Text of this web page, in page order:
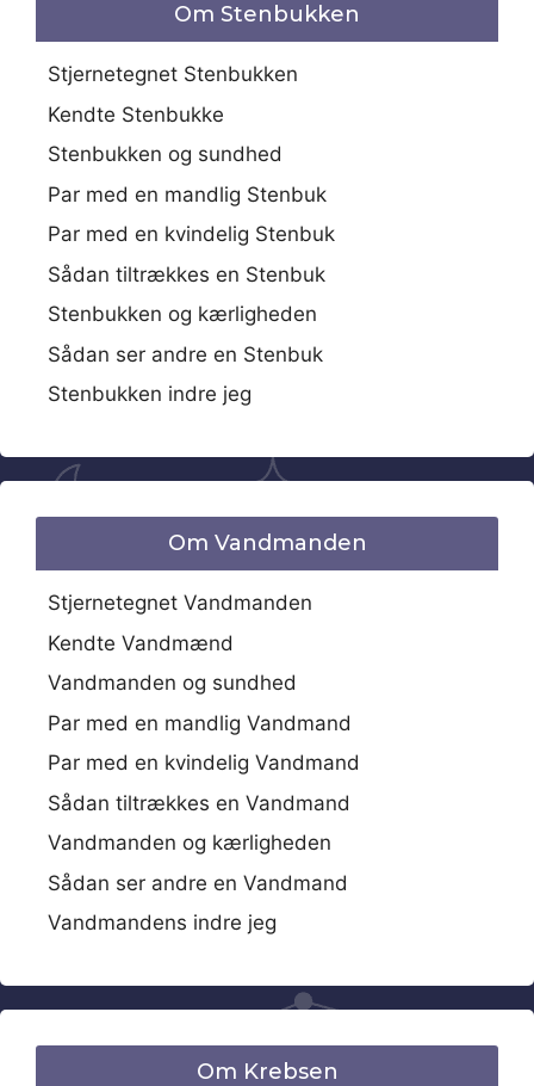
Om Stenbukken
Stjernetegnet Stenbukken
Kendte Stenbukke
Stenbukken og sundhed
Par med en mandlig Stenbuk
Par med en kvindelig Stenbuk
Sådan tiltrækkes en Stenbuk
Stenbukken og kærligheden
Sådan ser andre en Stenbuk
Stenbukken indre jeg
Om Vandmanden
Stjernetegnet Vandmanden
Kendte Vandmænd
Vandmanden og sundhed
Par med en mandlig Vandmand
Par med en kvindelig Vandmand
Sådan tiltrækkes en Vandmand
Vandmanden og kærligheden
Sådan ser andre en Vandmand
Vandmandens indre jeg
Om Krebsen